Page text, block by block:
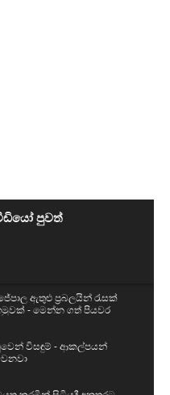
පුවත්
ඇතුළු ප්‍රබලයින් රැසක්
- මෙන්න ගත් පියවර
විසඳුම් - ආකල්පයන්